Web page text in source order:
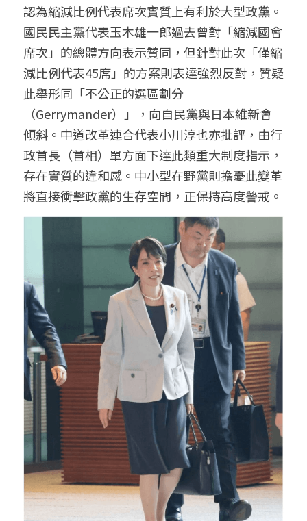
認為縮減比例代表席次實質上有利於大型政黨。
國民民主黨代表玉木雄一郎過去曾對「縮減國會
席次」的總體方向表示贊同，但針對此次「僅縮
減比例代表45席」的方案則表達強烈反對，質疑
此舉形同「不公正的選區劃分
（Gerrymander）」，向自民黨與日本維新會
傾斜。中道改革連合代表小川淳也亦批評，由行
政首長（首相）單方面下達此類重大制度指示，
存在實質的違和感。中小型在野黨則擔憂此變革
將直接衝擊政黨的生存空間，正保持高度警戒。